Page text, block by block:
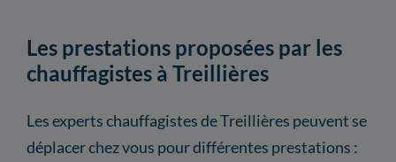
Les prestations proposées par les
chauffagistes à Treillières
Les experts chauffagistes de Treillières peuvent se
déplacer chez vous pour différentes prestations :